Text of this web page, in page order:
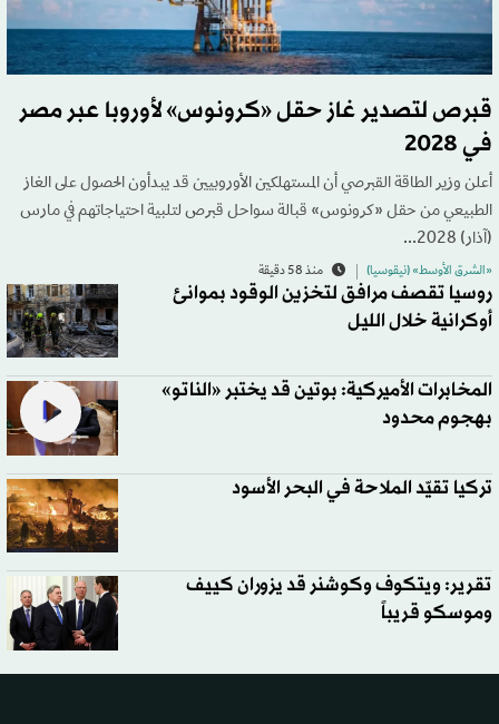
قبرص لتصدير غاز حقل «كرونوس» لأوروبا عبر مصر
في 2028
أعلن وزير الطاقة القبرصي أن المستهلكين الأوروبيين قد يبدأون الحصول على الغاز
الطبيعي من حقل «كرونوس» قبالة سواحل قبرص لتلبية احتياجاتهم في مارس
(آذار) 2028...
«الشرق الأوسط» (نيقوسيا) منذ 58 دقيقة
روسيا تقصف مرافق لتخزين الوقود بموانئ
أوكرانية خلال الليل
المخابرات الأميركية: بوتين قد يختبر «الناتو»
بهجوم محدود
تركيا تقيّد الملاحة في البحر الأسود
تقرير: ويتكوف وكوشنر قد يزوران كييف
وموسكو قريباً